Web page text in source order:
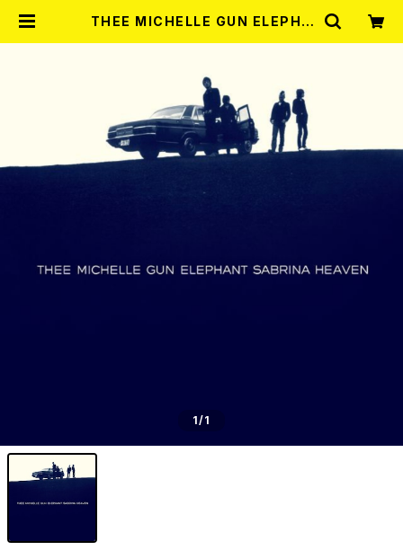
THEE MICHELLE GUN ELEPHA
1/1